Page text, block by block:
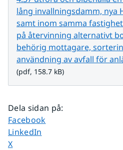
lång invallningsdamm, nya
samt inom samma
på återvinning alternativt
behörig mottagare,
användning av avfall för
(pdf, 158.7 kB)
Dela sidan på:
Dela sidan på
Facebook
Dela sidan på
LinkedIn
Dela sidan på
X